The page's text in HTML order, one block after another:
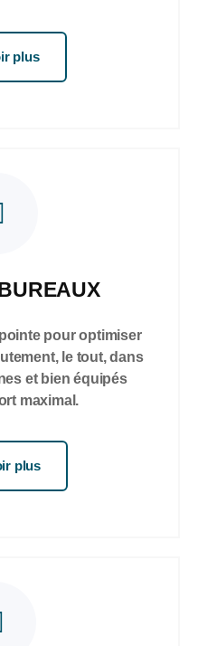
plus
pour optimiser
le tout, dans
et bien équipés
maximal.
plus